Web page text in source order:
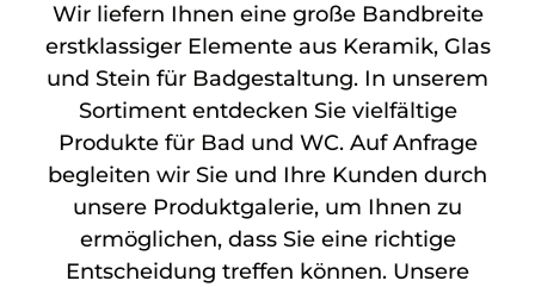
Wir liefern Ihnen eine große Bandbreite
erstklassiger Elemente aus Keramik, Glas
und Stein für Badgestaltung. In unserem
Sortiment entdecken Sie vielfältige
Produkte für Bad und WC. Auf Anfrage
begleiten wir Sie und Ihre Kunden durch
unsere Produktgalerie, um Ihnen zu
ermöglichen, dass Sie eine richtige
Entscheidung treffen können. Unsere